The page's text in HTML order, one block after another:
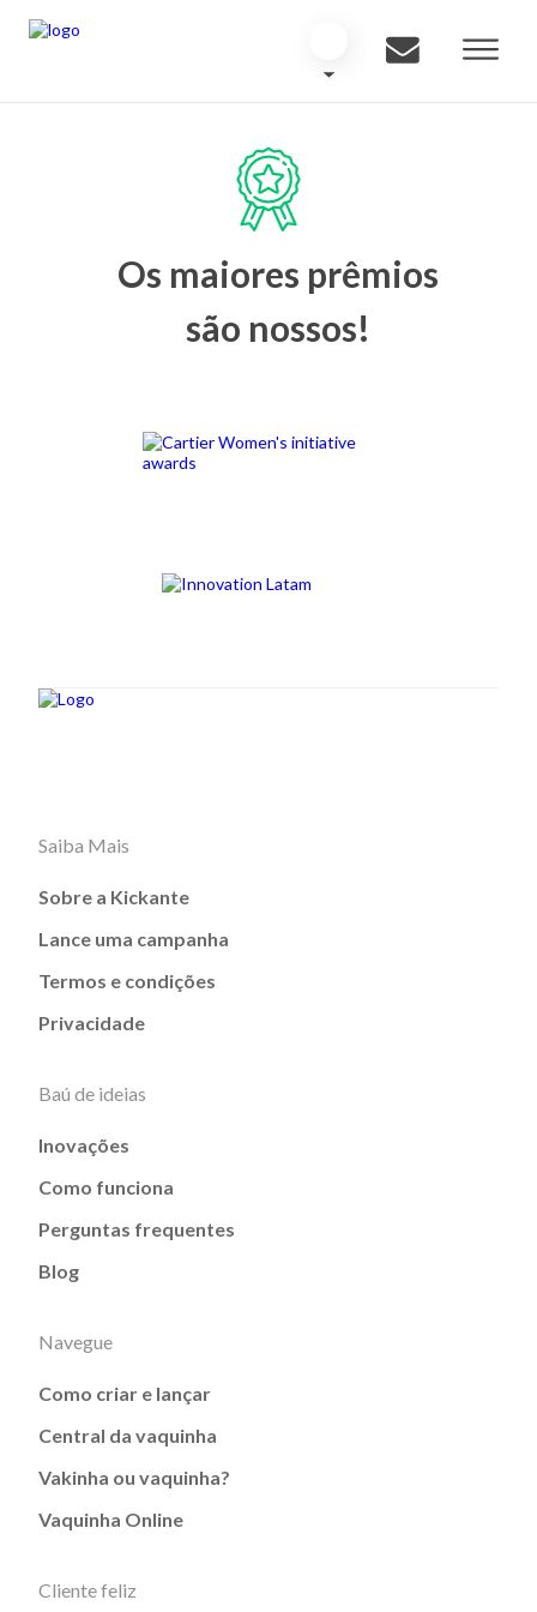
Os maiores prêmios
são nossos!
Saiba Mais
Sobre a Kickante
Lance uma campanha
Termos e condições
Privacidade
Baú de ideias
Inovações
Como funciona
Perguntas frequentes
Blog
Navegue
Como criar e lançar
Central da vaquinha
Vakinha ou vaquinha?
Vaquinha Online
Cliente feliz